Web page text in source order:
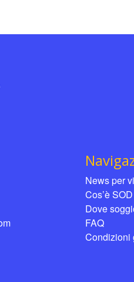
News per
Cos’è SOD
Dove
FAQ
Condizioni